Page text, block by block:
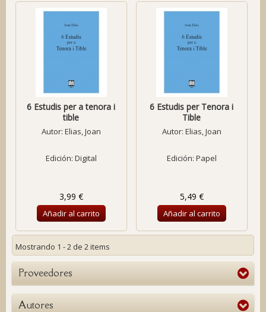
6 Estudis per a tenora i
tible
Autor: Elias, Joan
Edición: Digital
3,99 €
Añadir al carrito
6 Estudis per Tenora i
Tible
Autor: Elias, Joan
Edición: Papel
5,49 €
Añadir al carrito
Mostrando 1 - 2 de 2 items
Proveedores
Autores